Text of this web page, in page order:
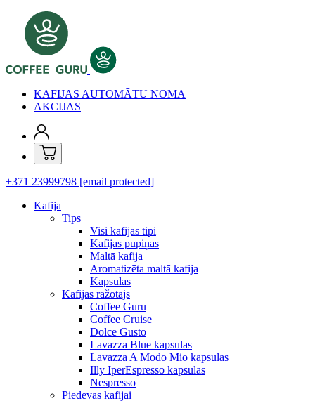
KAFIJAS AUTOMĀTU NOMA
AKCIJAS
+371 23999798 [email protected]
Kafija
Tips
Visi kafijas tipi
Kafijas pupiņas
Maltā kafija
Aromatizēta maltā kafija
Kapsulas
Kafijas ražotājs
Coffee Guru
Coffee Cruise
Dolce Gusto
Lavazza Blue kapsulas
Lavazza A Modo Mio kapsulas
Illy IperEspresso kapsulas
Nespresso
Piedevas kafijai